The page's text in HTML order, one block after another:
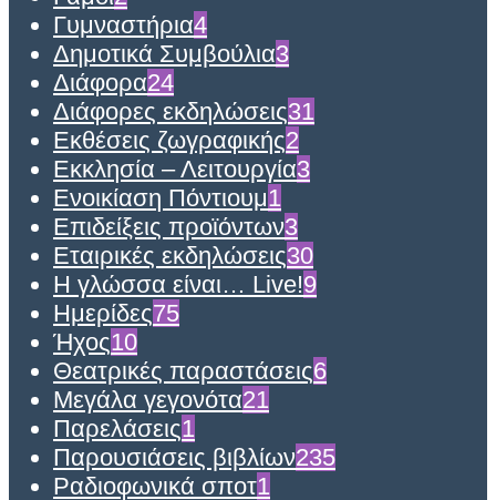
Γυμναστήρια4
Δημοτικά Συμβούλια3
Διάφορα24
Διάφορες εκδηλώσεις31
Εκθέσεις ζωγραφικής2
Εκκλησία – Λειτουργία3
Ενοικίαση Πόντιουμ1
Επιδείξεις προϊόντων3
Εταιρικές εκδηλώσεις30
Η γλώσσα είναι… Live!9
Ημερίδες75
Ήχος10
Θεατρικές παραστάσεις6
Μεγάλα γεγονότα21
Παρελάσεις1
Παρουσιάσεις βιβλίων235
Ραδιοφωνικά σποτ1